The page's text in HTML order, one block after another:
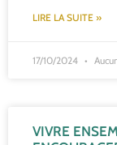
LIRE LA SUITE »
17/10/2024
VIVRE